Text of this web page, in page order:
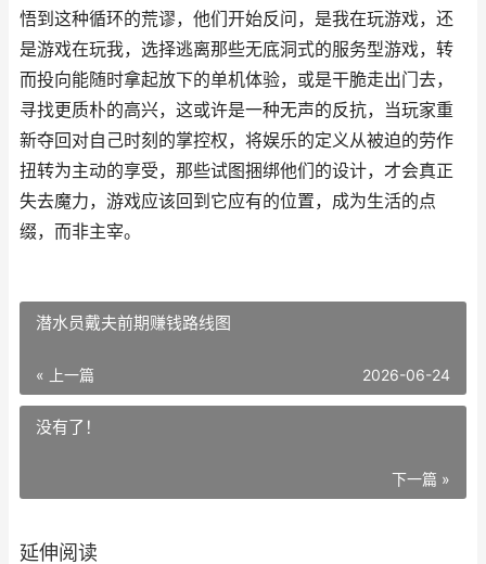
悟到这种循环的荒谬，他们开始反问，是我在玩游戏，还
是游戏在玩我，选择逃离那些无底洞式的服务型游戏，转
而投向能随时拿起放下的单机体验，或是干脆走出门去，
寻找更质朴的高兴，这或许是一种无声的反抗，当玩家重
新夺回对自己时刻的掌控权，将娱乐的定义从被迫的劳作
扭转为主动的享受，那些试图捆绑他们的设计，才会真正
失去魔力，游戏应该回到它应有的位置，成为生活的点
缀，而非主宰。
潜水员戴夫前期赚钱路线图
« 上一篇 2026-06-24
没有了！
下一篇 »
延伸阅读